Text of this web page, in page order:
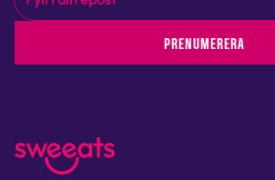
PRENUMERERA